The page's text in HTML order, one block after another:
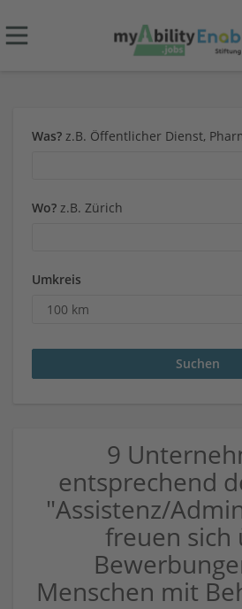
Was? z.B. Öffentlicher Dienst,
Wo? z.B. Zürich
Umkreis
9
entsprechend
"Assistenz/
freuen sich
Menschen mit